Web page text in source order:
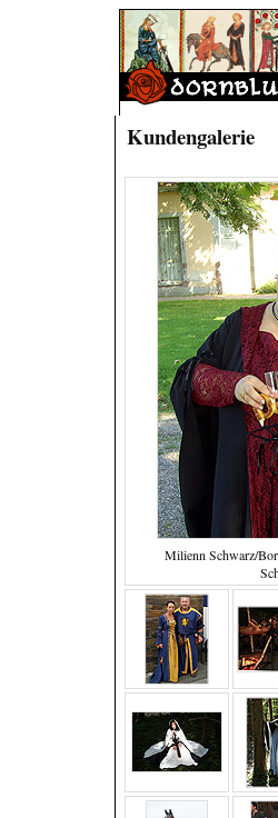
Kundengalerie
Milienn Schwarz/